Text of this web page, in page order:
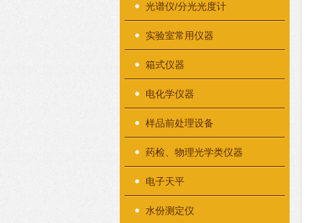
光谱仪/分光光度计
实验室常用仪器
箱式仪器
电化学仪器
样品前处理设备
药检、物理光学类仪器
电子天平
水份测定仪